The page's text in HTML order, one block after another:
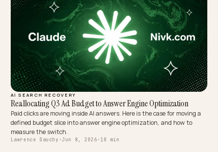
cómo convertir cada sesión de live shopping en contenido que los
motores generativos citan.
Lawrence Dauchy· Jun 8, 2026·10 min